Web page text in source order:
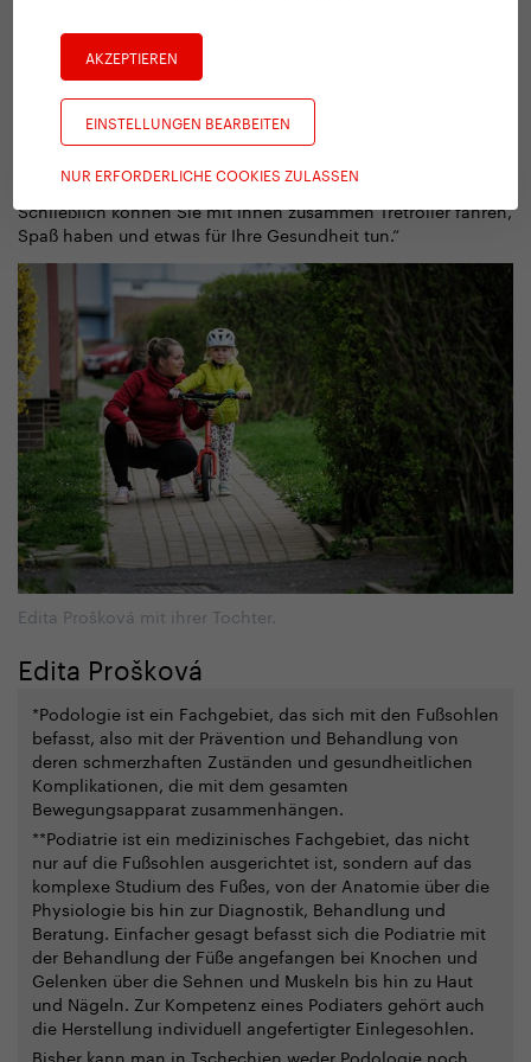
AKZEPTIEREN
EINSTELLUNGEN BEARBEITEN
NUR ERFORDERLICHE COOKIES ZULASSEN
Daher werden Kinder, die neu im Tretrollerfahren sind, mit
dem Modus ein Stückchen fahren, ein Stückchen gehen,
zufrieden sein. Oder sie halten an und wechseln in aller Ruhe
die Beine.
Sie können so längere Strecken zurücklegen, was
Erleichterung darstellt.
Schließlich können Sie mit ihnen zusammen Tretroller fahren,
Spaß haben und etwas für Ihre Gesundheit tun.“
Edita Prošková mit ihrer Tochter.
Edita Prošková
*Podologie ist ein Fachgebiet, das sich mit den Fußsohlen
befasst, also mit der Prävention und Behandlung von
deren schmerzhaften Zuständen und gesundheitlichen
Komplikationen, die mit dem gesamten
Bewegungsapparat zusammenhängen.
**Podiatrie ist ein medizinisches Fachgebiet, das nicht
nur auf die Fußsohlen ausgerichtet ist, sondern auf das
komplexe Studium des Fußes, von der Anatomie über die
Physiologie bis hin zur Diagnostik, Behandlung und
Beratung. Einfacher gesagt befasst sich die Podiatrie mit
der Behandlung der Füße angefangen bei Knochen und
Gelenken über die Sehnen und Muskeln bis hin zu Haut
und Nägeln. Zur Kompetenz eines Podiaters gehört auch
die Herstellung individuell angefertigter Einlegesohlen.
Bisher kann man in Tschechien weder Podologie noch